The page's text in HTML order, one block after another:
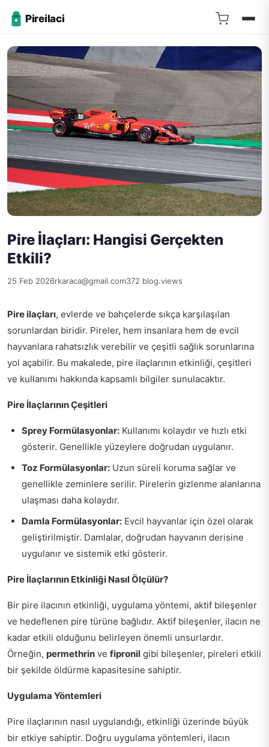
Pireilaci
Pire İlaçları: Hangisi Gerçekten
Etkili?
25 Feb 2026rkaraca@gmail.com372 blog.views
Pire ilaçları, evlerde ve bahçelerde sıkça karşılaşılan
sorunlardan biridir. Pireler, hem insanlara hem de evcil
hayvanlara rahatsızlık verebilir ve çeşitli sağlık sorunlarına
yol açabilir. Bu makalede, pire ilaçlarının etkinliği, çeşitleri
ve kullanımı hakkında kapsamlı bilgiler sunulacaktır.
Pire İlaçlarının Çeşitleri
Sprey Formülasyonlar: Kullanımı kolaydır ve hızlı etki
gösterir. Genellikle yüzeylere doğrudan uygulanır.
Toz Formülasyonlar: Uzun süreli koruma sağlar ve
genellikle zeminlere serilir. Pirelerin gizlenme alanlarına
ulaşması daha kolaydır.
Damla Formülasyonlar: Evcil hayvanlar için özel olarak
geliştirilmiştir. Damlalar, doğrudan hayvanın derisine
uygulanır ve sistemik etki gösterir.
Pire İlaçlarının Etkinliği Nasıl Ölçülür?
Bir pire ilacının etkinliği, uygulama yöntemi, aktif bileşenler
ve hedeflenen pire türüne bağlıdır. Aktif bileşenler, ilacın ne
kadar etkili olduğunu belirleyen önemli unsurlardır.
Örneğin, permethrin ve fipronil gibi bileşenler, pireleri etkili
bir şekilde öldürme kapasitesine sahiptir.
Uygulama Yöntemleri
Pire ilaçlarının nasıl uygulandığı, etkinliği üzerinde büyük
bir etkiye sahiptir. Doğru uygulama yöntemleri, ilacın